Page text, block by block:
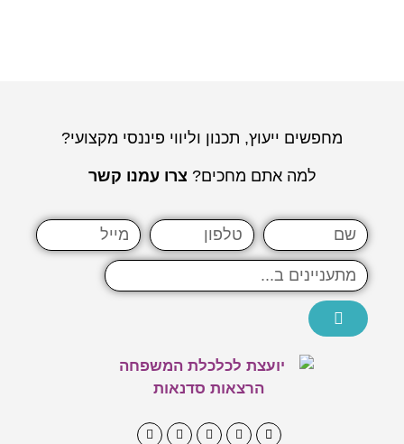
מחפשים ייעוץ, תכנון וליווי פיננסי מקצועי?
למה אתם מחכים? צרו עמנו קשר